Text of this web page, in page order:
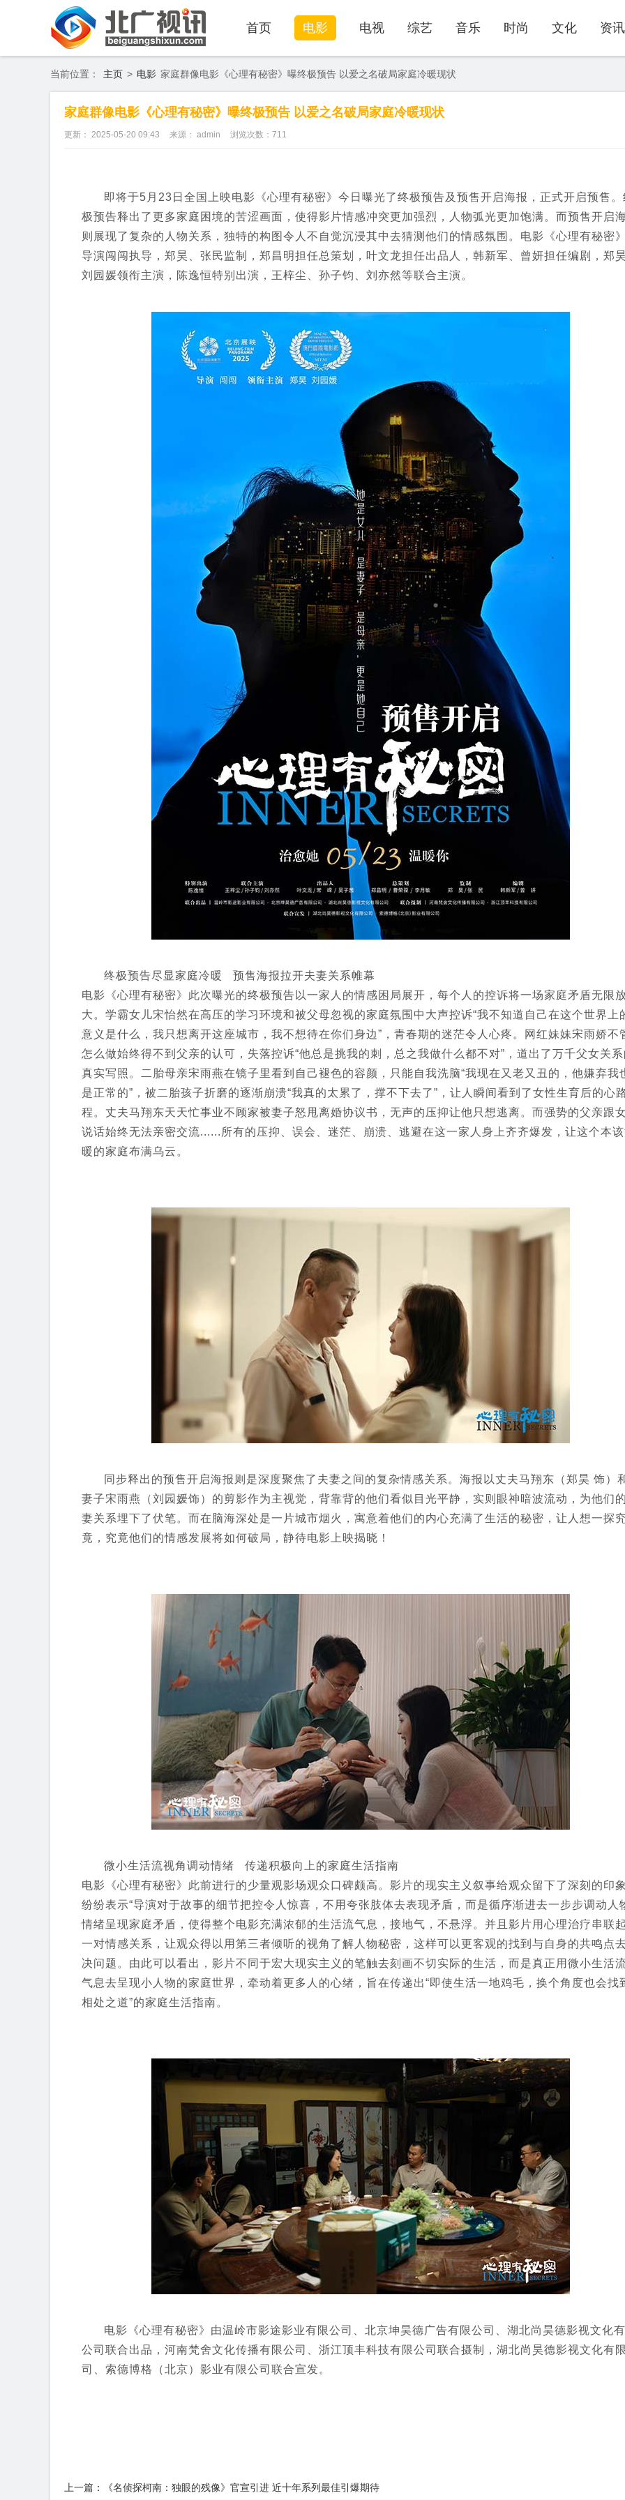
首页 电影 电视 综艺 音乐 时尚 文化 资讯
当前位置： 主页 > 电影 家庭群像电影《心理有秘密》曝终极预告 以爱之名破局家庭冷暖现状
家庭群像电影《心理有秘密》曝终极预告 以爱之名破局家庭冷暖现状
更新： 2025-05-20 09:43 来源： admin 浏览次数： 711
即将于5月23日全国上映电影《心理有秘密》今日曝光了终极预告及预售开启海报，正式开启预售。
极预告释出了更多家庭困境的苦涩画面，使得影片情感冲突更加强烈，人物弧光更加饱满。而预售开启
则展现了复杂的人物关系，独特的构图令人不自觉沉浸其中去猜测他们的情感氛围。电影《心理有秘密
导演闯闯执导，郑昊、张民监制，郑昌明担任总策划，叶文龙担任出品人，韩新军、曾妍担任编剧，郑昊
刘园媛领衔主演，陈逸恒特别出演，王梓尘、孙子钧、刘亦然等联合主演。
终极预告尽显家庭冷暖 预售海报拉开夫妻关系帷幕
电影《心理有秘密》此次曝光的终极预告以一家人的情感困局展开，每个人的控诉将一场家庭矛盾无限
大。学霸女儿宋怡然在高压的学习环境和被父母忽视的家庭氛围中大声控诉“我不知道自己在这个世界上
意义是什么，我只想离开这座城市，我不想待在你们身边”，青春期的迷茫令人心疼。网红妹妹宋雨娇不
怎么做始终得不到父亲的认可，失落控诉“他总是挑我的刺，总之我做什么都不对”，道出了万千父女关系
真实写照。二胎母亲宋雨燕在镜子里看到自己褪色的容颜，只能自我洗脑“我现在又老又丑的，他嫌弃我
是正常的”，被二胎孩子折磨的逐渐崩溃“我真的太累了，撑不下去了”，让人瞬间看到了女性生育后的心
程。丈夫马翔东天天忙事业不顾家被妻子怒甩离婚协议书，无声的压抑让他只想逃离。而强势的父亲跟
说话始终无法亲密交流......所有的压抑、误会、迷茫、崩溃、逃避在这一家人身上齐齐爆发，让这个本该
暖的家庭布满乌云。
同步释出的预售开启海报则是深度聚焦了夫妻之间的复杂情感关系。海报以丈夫马翔东（郑昊 饰）
妻子宋雨燕（刘园媛饰）的剪影作为主视觉，背靠背的他们看似目光平静，实则眼神暗波流动，为他们
妻关系埋下了伏笔。而在脑海深处是一片城市烟火，寓意着他们的内心充满了生活的秘密，让人想一探究
竟，究竟他们的情感发展将如何破局，静待电影上映揭晓！
微小生活流视角调动情绪 传递积极向上的家庭生活指南
电影《心理有秘密》此前进行的少量观影场观众口碑颇高。影片的现实主义叙事给观众留下了深刻的印象
纷纷表示“导演对于故事的细节把控令人惊喜，不用夸张肢体去表现矛盾，而是循序渐进去一步步调动人
情绪呈现家庭矛盾，使得整个电影充满浓郁的生活流气息，接地气，不悬浮。并且影片用心理治疗串联
一对情感关系，让观众得以用第三者倾听的视角了解人物秘密，这样可以更客观的找到与自身的共鸣点
决问题。由此可以看出，影片不同于宏大现实主义的笔触去刻画不切实际的生活，而是真正用微小生活
气息去呈现小人物的家庭世界，牵动着更多人的心绪，旨在传递出“即使生活一地鸡毛，换个角度也会找
相处之道”的家庭生活指南。
电影《心理有秘密》由温岭市影途影业有限公司、北京坤昊德广告有限公司、湖北尚昊德影视文化
公司联合出品，河南梵舍文化传播有限公司、浙江顶丰科技有限公司联合摄制，湖北尚昊德影视文化有
司、索德博格（北京）影业有限公司联合宣发。
上一篇：《名侦探柯南：独眼的残像》官宣引进 近十年系列最佳引爆期待